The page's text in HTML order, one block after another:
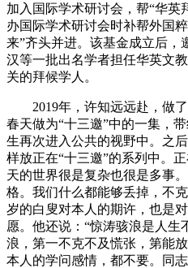
加入国际学术研讨会，帮“华英
办国际学术研讨会时补帮外国
来”齐头并进。该基金成立后，
汉等一批出名学者担任华英文
关的拜候学人。
2019年，许知远远赴，做了
春天做为“十三邀”中的一集，
生再次进入公共的视野中。之
样放正在“十三邀”的系列中。
天的世界很是复杂也很是多事
格。我们什么都能够丢掉，不
岁的白叟对本人的期许，也是
愿。他还说：“惊涛骇浪是人
浪，第一不克不及慌张，第能
本人的学问感情，都不要。同